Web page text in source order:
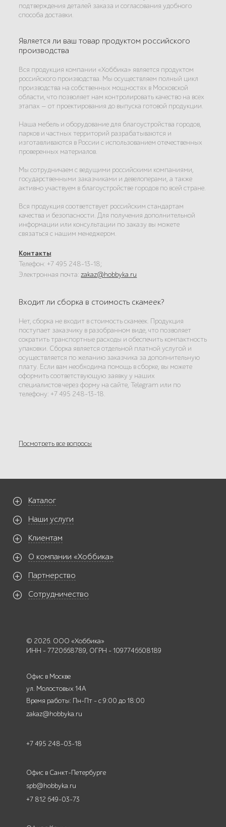
подтверждения деталей заказа и согласования удобного
способа доставки.
Является ли ваш товар продуктом российского
производства
Вся продукция компании «Хоббика» является продуктом
российского производства. Мы осуществляем полный цикл
производства на собственных мощностях в Московской
области, что позволяет нам контролировать качество на всех
этапах — от проектирования до выпуска готовой продукции.
Наша мебель и оборудование для благоустройства городов,
парков и частных территорий разрабатываются и
изготавливаются в России с использованием отечественных
проверенных материалов.
Мы сотрудничаем с ведущими российскими компаниями,
государственными заказчиками и девелоперами, а также
активно участвуем в благоустройстве городов по всей стране.
Вся продукция соответствует российским стандартам
качества и безопасности. Для получения дополнительной
информации или консультации по заказу вы можете
связаться с нашим менеджером.
Контакты:
Телефон: +7 495 248-13-18;
Электронная почта:zakaz@hobbyka.ru
Входит ли сборка в стоимость скамеек?
Нет, сборка не входит в стоимость скамеек. Продукция
поступает заказчику в разобранном виде, что позволяет
сократить транспортные расходы и обеспечить компактность
упаковки. Сборка является отдельной платной услугой и
осуществляется по желанию заказчика за дополнительную
плату. Если вам необходима помощь в сборке, вы можете
оформить соответствующую заявку у наших
специалистов через форму на сайте, Telegram или по
телефону: +7 495 248-13-18.
Посмотреть все вопросы
Каталог
Наши услуги
Клиентам
О компании «Хоббика»
Партнерство
Сотрудничество
© 2026. ООО «Хоббика»
ИНН - 7720668789, ОГРН - 1097746608189
Офис в Москве
ул. Молостовых 14А
Время работы: Пн-Пт - с 9:00 до 18:00
zakaz@hobbyka.ru
+7 495 248-03-18
Офис в Санкт-Петербурге
spb@hobbyka.ru
+7 812 649-03-73